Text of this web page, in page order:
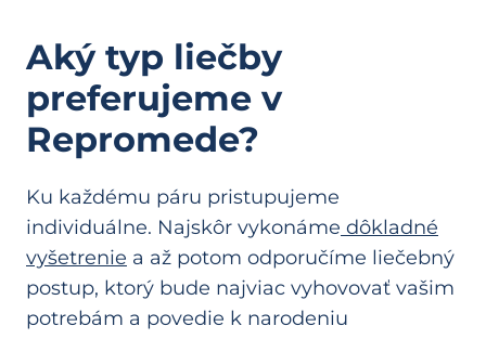
Aký typ liečby
preferujeme v
Repromede?
Ku každému páru pristupujeme
individuálne. Najskôr vykonáme dôkladné
vyšetrenie a až potom odporučíme liečebný
postup, ktorý bude najviac vyhovovať vašim
potrebám a povedie k narodeniu